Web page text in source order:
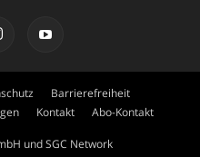
Barrierefreiheit
Kontakt Abo-Kontakt
und SGC Network